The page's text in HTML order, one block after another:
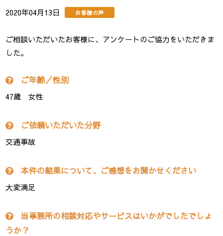
2020年04月13日 お客様の声
ご相談いただいたお客様に、アンケートのご協力をいただきま
した。
ご年齢／性別
47歳 女性
ご依頼いただいた分野
交通事故
本件の結果について、ご感想をお聞かせください
大変満足
当事務所の相談対応やサービスはいかがでしたでしょ
うか？